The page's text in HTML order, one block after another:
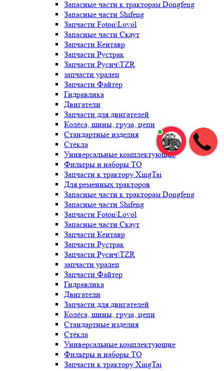
Запасные части к тракторам Dongfeng
Запасные части Shifeng
Запчасти Foton\Lovol
Запасные части Скаут
Запчасти Кентавр
Запчасти Рустрак
Запчасти Русич\TZR
запчасти уралец
Запчасти Файтер
Гидравлика
Двигатели
Запчасти для двигателей
Колёса, шины, груза, цепи
Стандартные изделия
Стёкла
Универсальные комплектующие
Фильтры и наборы ТО
Запчасти к трактору XingTai
Для ременных тракторов
Запасные части к тракторам Dongfeng
Запасные части Shifeng
Запчасти Foton\Lovol
Запасные части Скаут
Запчасти Кентавр
Запчасти Рустрак
Запчасти Русич\TZR
запчасти уралец
Запчасти Файтер
Гидравлика
Двигатели
Запчасти для двигателей
Колёса, шины, груза, цепи
Стандартные изделия
Стёкла
Универсальные комплектующие
Фильтры и наборы ТО
Запчасти к трактору XingTai